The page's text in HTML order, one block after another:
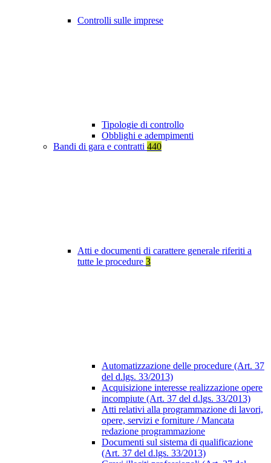
Controlli sulle imprese
Tipologie di controllo
Obblighi e adempimenti
Bandi di gara e contratti 440
Atti e documenti di carattere generale riferiti a
tutte le procedure 3
Automatizzazione delle procedure (Art. 37
del d.lgs. 33/2013)
Acquisizione interesse realizzazione opere
incompiute (Art. 37 del d.lgs. 33/2013)
Atti relativi alla programmazione di lavori,
opere, servizi e forniture / Mancata
redazione programmazione
Documenti sul sistema di qualificazione
(Art. 37 del d.lgs. 33/2013)